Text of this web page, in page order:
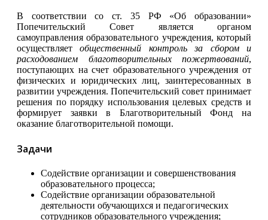
В соответствии со ст. 35 РФ «Об образовании»
Попечительский Совет является органом
самоуправления образовательного учреждения, который
осуществляетобщественный контроль за сбором и
расходованием благотворительных пожертвований,
поступающих на счет образовательного учреждения от
физических и юридических лиц, заинтересованных в
развитии учреждения. Попечительский совет принимает
решения по порядку использования целевых средств и
формирует заявки в Благотворительный Фонд на
оказание благотворительной помощи.
Задачи
Содействие организации и совершенствования
образовательного процесса;
Содействие организации образовательной
деятельности обучающихся и педагогических
сотрудников образовательного учреждения;